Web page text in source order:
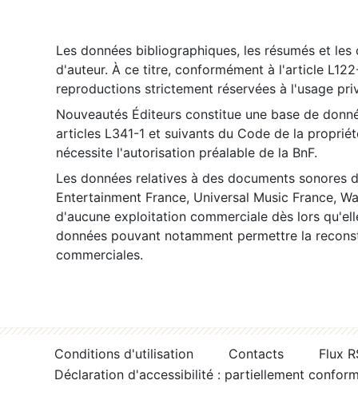
Les données bibliographiques, les résumés et
d'auteur. À ce titre, conformément à l'article
reproductions strictement réservées à l'usage
Nouveautés Éditeurs constitue une base de
articles L341-1 et suivants du Code de la
nécessite l'autorisation préalable de la BnF.
Les données relatives à des documents sonores
Entertainment France, Universal Music France,
d'aucune exploitation commerciale dès lors
données pouvant notamment permettre la
commerciales.
Conditions d'utilisation Contacts
Flux
Déclaration d'accessibilité : partiellement